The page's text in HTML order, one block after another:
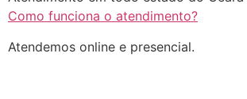
Como funciona o atendimento?
Atendemos online e presencial.